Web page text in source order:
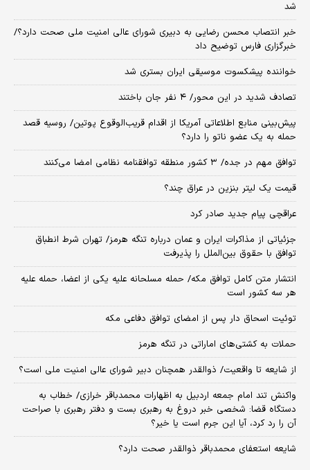
شد
خبر انتصاب محسن رضایی به دبیری شورای عالی امنیت ملی صحت دارد؟/
خبرگزاری فارس توضیح داد
خواننده پیشکسوت موسیقی ایران بستری شد
تصادف شدید در این محور/ ۴ نفر جان باختند
پیش‌بینی منابع اطلاعاتی آمریکا از اقدام قریب‌الوقوع پوتین/ روسیه قصد
حمله به یک عضو ناتو را دارد؟
توافق مهم در جده/ ۳ کشور منطقه توافقنامه نظامی امضا می‌کنند
قیمت یک لیتر بنزین در عراق چند؟
عراقچی پیام جدید صادر کرد
جزئیاتی از مذاکرات ایران و عمان درباره تنگه هرمز/ تهران شرط انطباق
توافق با حقوق بین‌الملل را پذیرفت
انتشار متن کامل توافق مکه/ حمله مسلحانه علیه یکی از اعضا، حمله علیه
هر سه کشور است
توئیت اسحاق دار پس از امضای توافق دفاعی مکه
حملات به کشتی‌های اماراتی در تنگه هرمز
از شایعه تا واقعیت/ ذوالقدر همچنان دبیر شورای ‌عالی امنیت ملی است؟
واکنش تند امام جمعه اردبیل به اظهارات محمدباقر خرازی/ خطاب به
دستگاه قضا: شخصی خبر دروغ به رهبری بست و دفتر رهبری با صراحت
آن را رد کرد، آیا این جرم است یا خیر؟
شایعه استعفای محمدباقر ذوالقدر صحت دارد؟